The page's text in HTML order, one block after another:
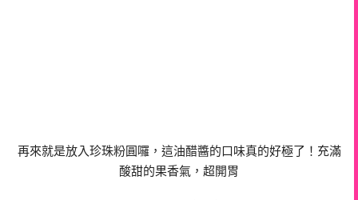
再來就是放入珍珠粉圓囉，這油醋醬的口味真的好極了！充滿
酸甜的果香氣，超開胃